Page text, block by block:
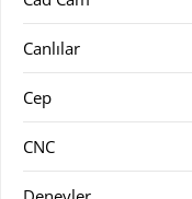
Canlılar
Cep
CNC